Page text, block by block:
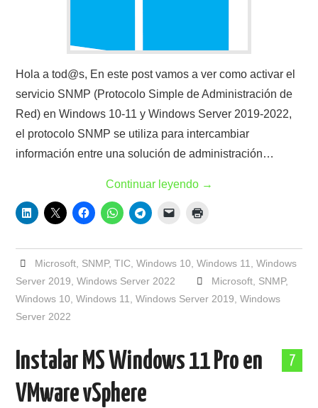
Hola a tod@s, En este post vamos a ver como activar el
servicio SNMP (Protocolo Simple de Administración de
Red) en Windows 10-11 y Windows Server 2019-2022,
el protocolo SNMP se utiliza para intercambiar
información entre una solución de administración…
Continuar leyendo →
Microsoft, SNMP, TIC, Windows 10 Windows 11
Windows
Server 2019 ,Windows Server 2022 Microsoft, SNMP,
Windows 10 ,Windows 11 ,Windows Server 2019 ,Windows
Server 2022
7
Instalar MS Windows 11 Pro en
VMware vSphere